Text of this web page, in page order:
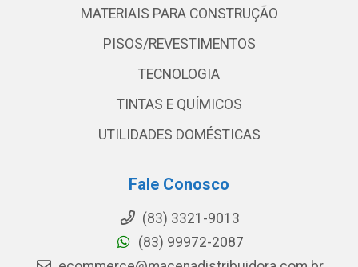
MATERIAIS PARA CONSTRUÇÃO
PISOS/REVESTIMENTOS
TECNOLOGIA
TINTAS E QUÍMICOS
UTILIDADES DOMÉSTICAS
Fale Conosco
(83) 3321-9013
(83) 99972-2087